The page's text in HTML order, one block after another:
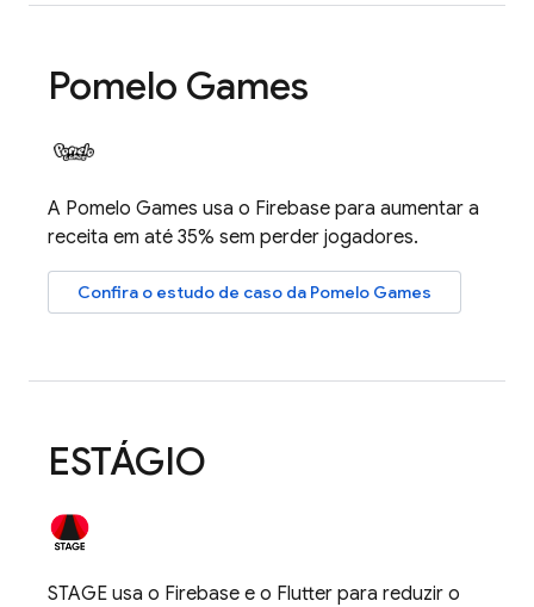
Pomelo Games
A Pomelo Games usa o Firebase para aumentar a
receita em até 35% sem perder jogadores.
Confira o estudo de caso da Pomelo Games
ESTÁGIO
STAGE usa o Firebase e o Flutter para reduzir o